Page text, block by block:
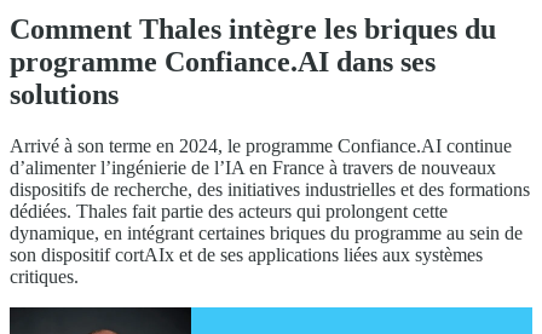
Comment Thales intègre les briques du
programme Confiance.AI dans ses
solutions
Arrivé à son terme en 2024, le programme Confiance.AI continue
d’alimenter l’ingénierie de l’IA en France à travers de nouveaux
dispositifs de recherche, des initiatives industrielles et des formations
dédiées. Thales fait partie des acteurs qui prolongent cette
dynamique, en intégrant certaines briques du programme au sein de
son dispositif cortAIx et de ses applications liées aux systèmes
critiques.